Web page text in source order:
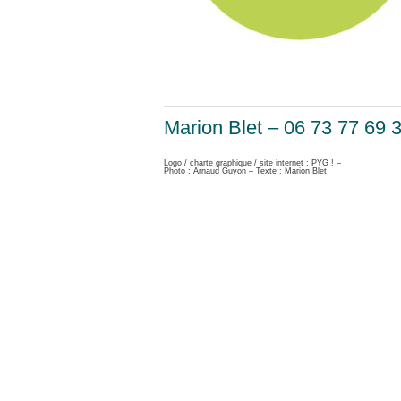
Marion Blet – 06 73 77 69
Logo / charte graphique / site internet : PYG ! –
Photo : Arnaud Guyon – Texte : Marion Blet